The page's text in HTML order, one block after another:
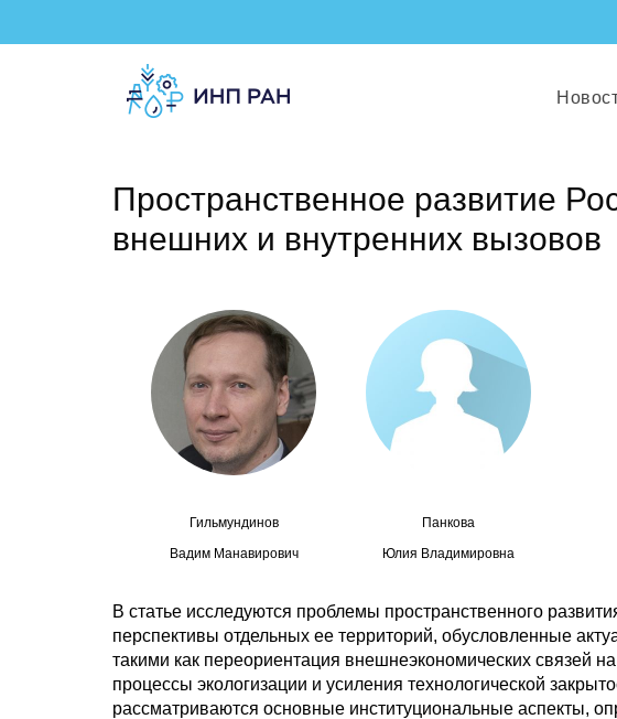
Пространственное развитие
внешних и внутренних вызовов
Гильмундинов
Вадим Манавирович
Панкова
Юлия Владимировна
В статье исследуются проблемы пространственного
перспективы отдельных ее территорий, обусловленные
такими как переориентация внешнеэкономических связей
процессы экологизации и усиления технологической
рассматриваются основные институциональные аспекты,